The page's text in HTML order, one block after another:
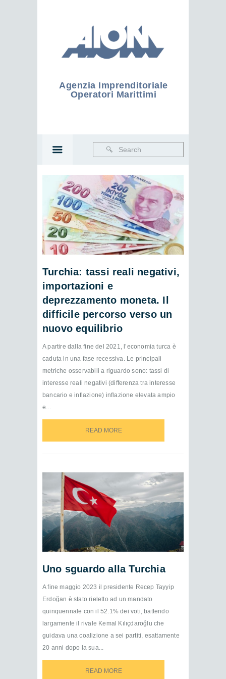
Agenzia Imprenditoriale
Operatori Marittimi
Turchia: tassi reali negativi,
importazioni e
deprezzamento moneta. Il
difficile percorso verso un
nuovo equilibrio
A partire dalla fine del 2021, l’economia turca è
caduta in una fase recessiva. Le principali
metriche osservabili a riguardo sono: tassi di
interesse reali negativi (differenza tra interesse
bancario e inflazione) inflazione elevata ampio
e...
READ MORE
Uno sguardo alla Turchia
A fine maggio 2023 il presidente Recep Tayyip
Erdoğan è stato rieletto ad un mandato
quinquennale con il 52.1% dei voti, battendo
largamente il rivale Kemal Kılıçdaroğlu che
guidava una coalizione a sei partiti, esattamente
20 anni dopo la sua...
READ MORE